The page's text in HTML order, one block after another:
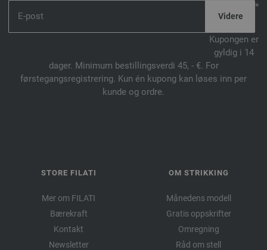
*
Kupongen er
gyldig i 14
dager. Minimum bestillingsverdi 45, - €. For
førstegangsregistrering. Kun én kupong kan løses inn per
kunde og ordre.
STORE FILATI
Mer om FILATI
Bærekraft
Kontakt
Newsletter
OM STRIKKING
Månedens modell
Gratis oppskrifter
Omregning
Råd om stell